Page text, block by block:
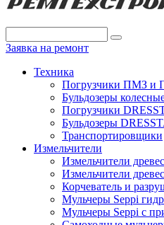
Заявка на ремонт
Техника
Погрузчики ПМЗ и
Бульдозеры
Погрузчики
Бульдозеры
Транспортировщики
Измельчители
Измельчители
Измельчители
Корчеватель и
Мульчеры Seppi
Мульчеры Seppi с